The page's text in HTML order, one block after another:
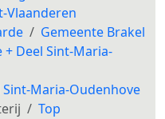
Vlaanderen
Gemeente Brakel
Deel Sint-Maria-
Maria-Oudenhove
Top